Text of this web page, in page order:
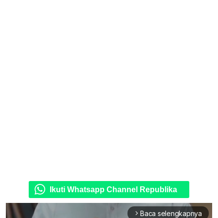
Ikuti Whatsapp Channel Republika
arrow_forward_ios Baca selengkapnya